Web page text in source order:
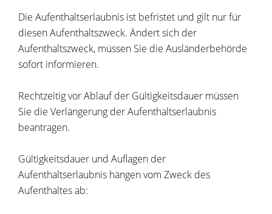
Die Aufenthaltserlaubnis ist befristet und gilt nur für
diesen Aufenthaltszweck. Ändert sich der
Aufenthaltszweck, müssen Sie die Ausländerbehörde
sofort informieren.
Rechtzeitig vor Ablauf der Gültigkeitsdauer müssen
Sie die Verlängerung der Aufenthaltserlaubnis
beantragen.
Gültigkeitsdauer und Auflagen der
Aufenthaltserlaubnis hängen vom Zweck des
Aufenthaltes ab: